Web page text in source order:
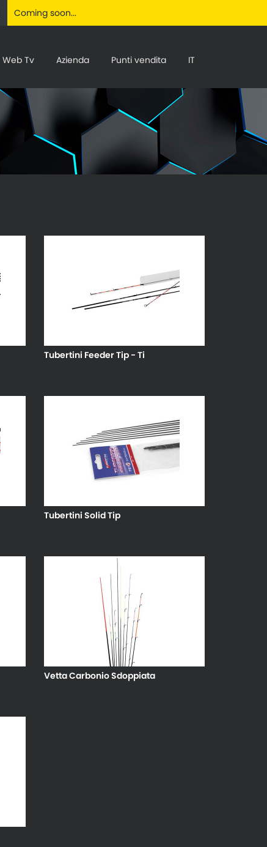
Coming soon...
Web Tv Azienda Punti vendita IT
Tubertini Feeder Tip - Ti
Tubertini Solid Tip
Vetta Carbonio Sdoppiata